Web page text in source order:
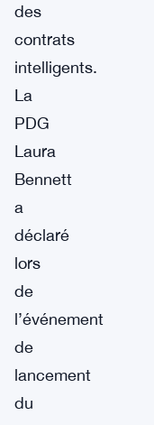
des
contrats
intelligents.
La
PDG
Laura
Bennett
a
déclaré
lors
de
l’événement
de
lancement
du